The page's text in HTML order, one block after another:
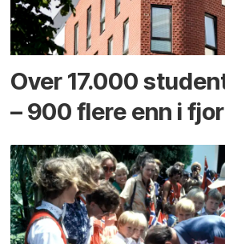
Over 17.000
– 900 flere enn i fjor